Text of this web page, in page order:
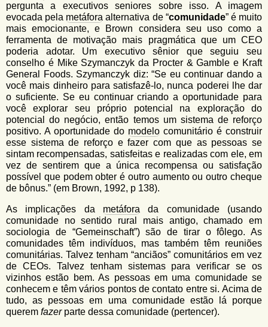
pergunta a executivos seniores sobre isso. A imagem
evocada pela metáfora alternativa de “comunidade” é muito
mais emocionante, e Brown considera seu uso como a
ferramenta de motivação mais pragmática que um CEO
poderia adotar. Um executivo sênior que seguiu seu
conselho é Mike Szymanczyk da Procter & Gamble e Kraft
General Foods. Szymanczyk diz: “Se eu continuar dando a
você mais dinheiro para satisfazê-lo, nunca poderei lhe dar
o suficiente. Se eu continuar criando a oportunidade para
você explorar seu próprio potencial na exploração do
potencial do negócio, então temos um sistema de reforço
positivo. A oportunidade do modelo comunitário é construir
esse sistema de reforço e fazer com que as pessoas se
sintam recompensadas, satisfeitas e realizadas com ele, em
vez de sentirem que a única recompensa ou satisfação
possível que podem obter é outro aumento ou outro cheque
de bônus.” (em Brown, 1992, p 138).
As implicações da metáfora da comunidade (usando
comunidade no sentido rural mais antigo, chamado em
sociologia de “Gemeinschaft”) são de tirar o fôlego. As
comunidades têm indivíduos, mas também têm reuniões
comunitárias. Talvez tenham “anciãos” comunitários em vez
de CEOs. Talvez tenham sistemas para verificar se os
vizinhos estão bem. As pessoas em uma comunidade se
conhecem e têm vários pontos de contato entre si. Acima de
tudo, as pessoas em uma comunidade estão lá porque
querem fazerparte dessa comunidade (pertencer).